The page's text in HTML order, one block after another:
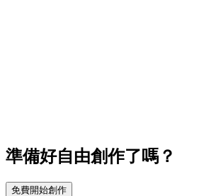
準備好自由創作了嗎？
免費開始創作